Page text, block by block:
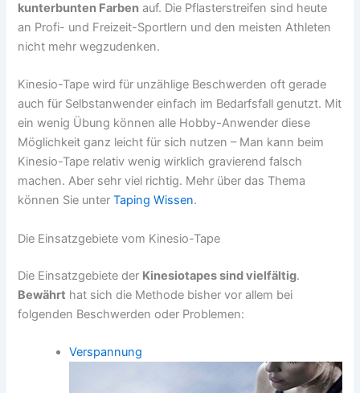
kunterbunten Farben auf. Die Pflasterstreifen sind heute
an Profi- und Freizeit-Sportlern und den meisten Athleten
nicht mehr wegzudenken.
Kinesio-Tape wird für unzählige Beschwerden oft gerade
auch für Selbstanwender einfach im Bedarfsfall genutzt. Mit
ein wenig Übung können alle Hobby-Anwender diese
Möglichkeit ganz leicht für sich nutzen – Man kann beim
Kinesio-Tape relativ wenig wirklich gravierend falsch
machen. Aber sehr viel richtig. Mehr über das Thema
können Sie unterTaping Wissen.
Die Einsatzgebiete vom Kinesio-Tape
Die Einsatzgebiete der Kinesiotapes sind vielfältig.
Bewährt hat sich die Methode bisher vor allem bei
folgenden Beschwerden oder Problemen:
Verspannung